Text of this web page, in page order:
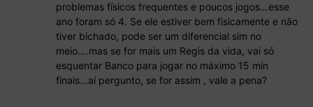
problemas físicos frequentes e poucos jogos…esse
ano foram só 4. Se ele estiver bem fisicamente e não
tiver bichado, pode ser um diferencial sim no
meio….mas se for mais um Regis da vida, vai só
esquentar Banco para jogar no máximo 15 min
finais…aí pergunto, se for assim , vale a pena?